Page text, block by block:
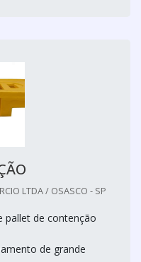
LTDA / OSASCO - SP
pallet de contenção
de grande